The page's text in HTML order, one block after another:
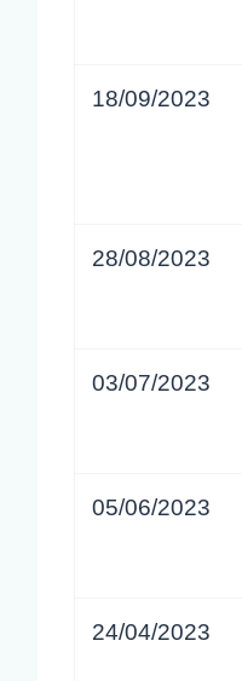
18/09/2023
28/08/2023
03/07/2023
05/06/2023
24/04/2023